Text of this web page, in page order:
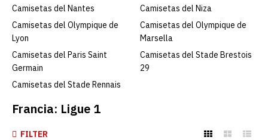
Camisetas del Nantes
Camisetas del Niza
Camisetas del Olympique de
Lyon
Camisetas del Olympique de
Marsella
Camisetas del Paris Saint
Germain
Camisetas del Stade Brestois
29
Camisetas del Stade Rennais
Francia: Ligue 1
FILTER